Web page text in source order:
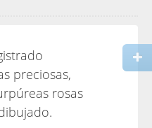
preciosas,
rosas